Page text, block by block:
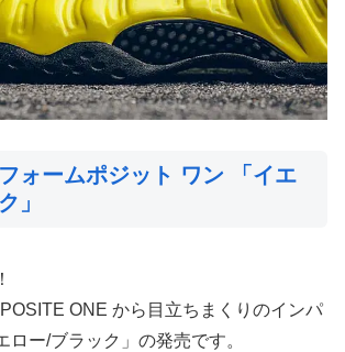
ォームポジット ワン 「イエ
」
ONE から目立ちまくりのインパ
ロー/ブラック」の発売です。